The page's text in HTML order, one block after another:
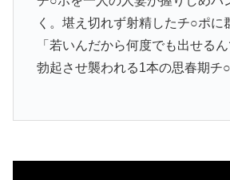
く。堪え切れず射精したチ○ポに
「若いんだから何度でも出せる
勃起させ襲われる1本の思春期チ○